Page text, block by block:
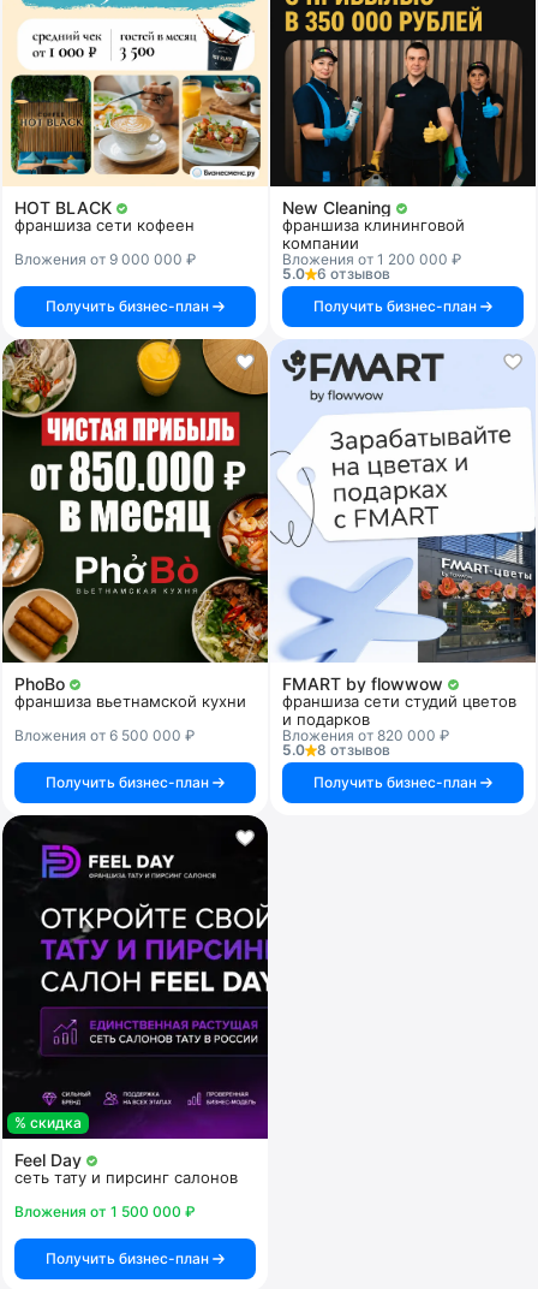
HOT BLACK
франшиза сети кофеен
Вложения от 9 000 000 ₽
Получить бизнес-план
New Cleaning
франшиза клининговой
компании
Вложения от 1 200 000 ₽
5.0
6 отзывов
Получить бизнес-план
PhoBo
франшиза вьетнамской кухни
Вложения от 6 500 000 ₽
Получить бизнес-план
FMART by flowwow
франшиза сети студий цветов
и подарков
Вложения от 820 000 ₽
5.0
8 отзывов
Получить бизнес-план
% скидка
Feel Day
сеть тату и пирсинг салонов
Вложения от 1 500 000 ₽
Получить бизнес-план